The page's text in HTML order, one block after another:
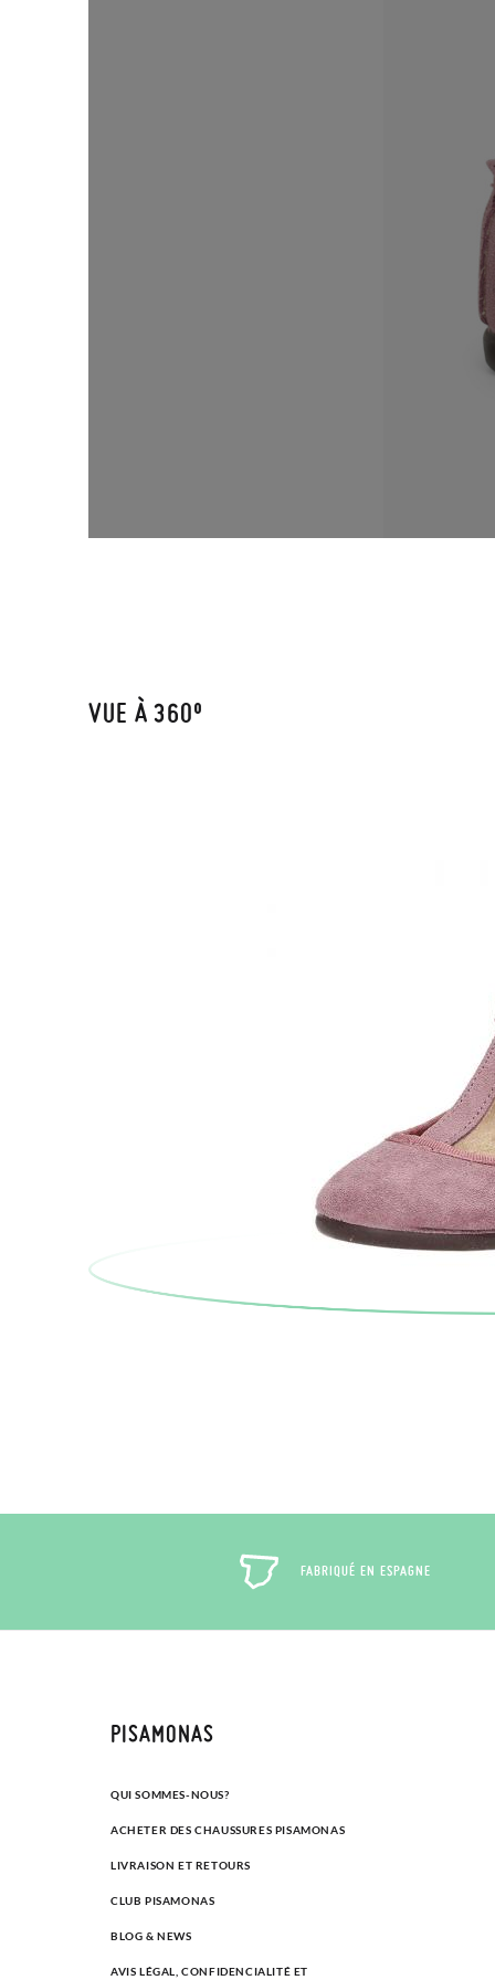
VUE À 360º
FABRIQUÉ EN ESPAGNE
PISAMONAS
QUI SOMMES-NOUS?
ACHETER DES CHAUSSURES PISAMONAS
LIVRAISON ET RETOURS
CLUB PISAMONAS
BLOG & NEWS
AVIS LÉGAL, CONFIDENCIALITÉ ET